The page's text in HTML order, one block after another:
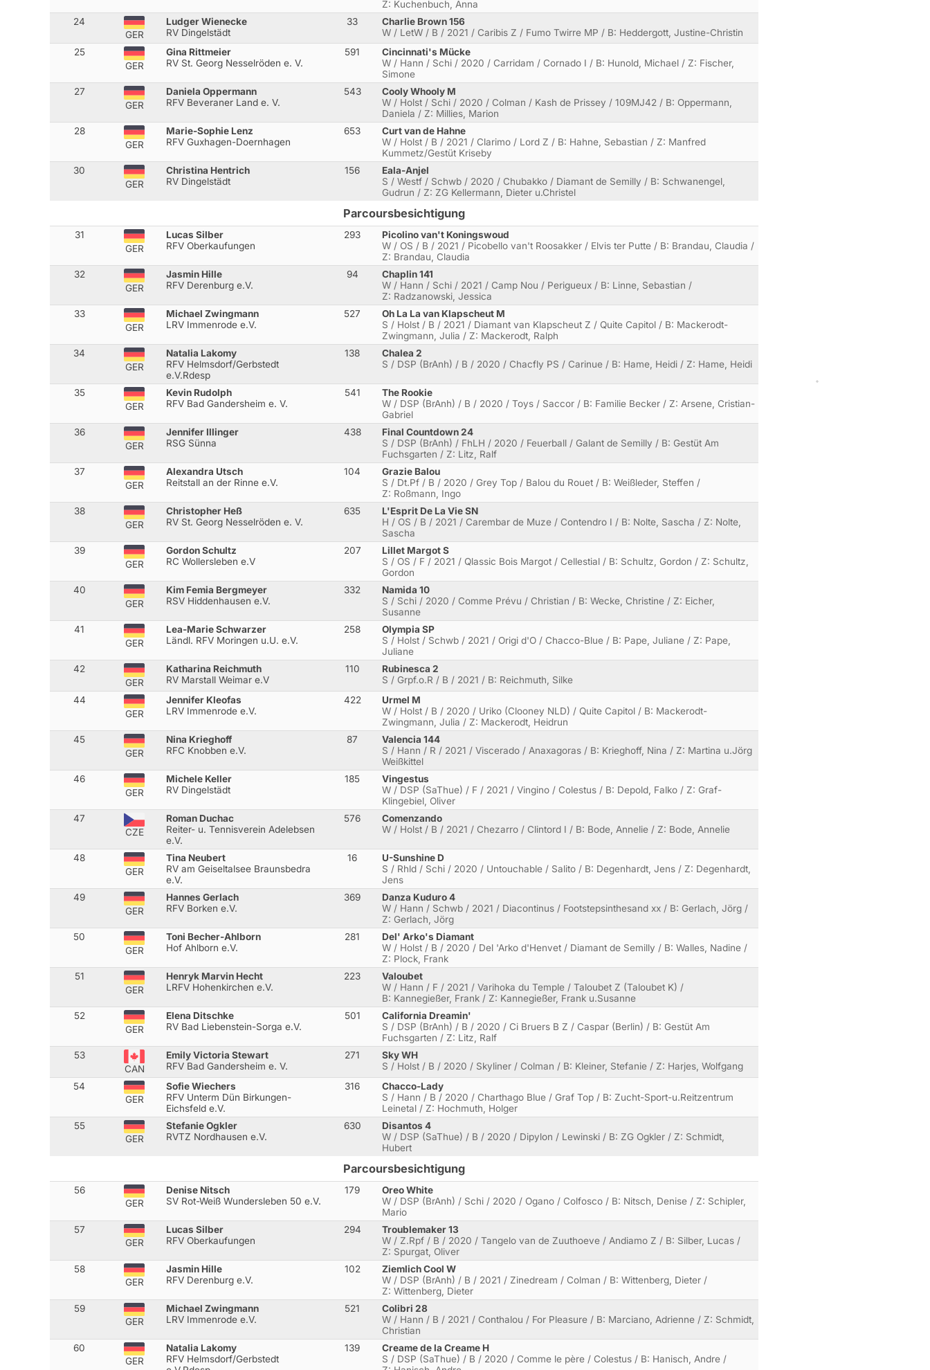
Z: Kuchenbuch, Anna
24
GER
Ludger Wienecke
RV Dingelstädt
33
Charlie Brown 156
W / LetW / B / 2021 / Caribis Z / Fumo Twirre MP / B: Heddergott, Justine-Christin
25
GER
Gina Rittmeier
RV St. Georg Nesselröden e. V.
591
Cincinnati's Mücke
W / Hann / Schi / 2020 / Carridam / Cornado I / B: Hunold, Michael / Z: Fischer,
Simone
27
GER
Daniela Oppermann
RFV Beveraner Land e. V.
543
Cooly Whooly M
W / Holst / Schi / 2020 / Colman / Kash de Prissey / 109MJ42 / B: Oppermann,
Daniela / Z: Millies, Marion
28
GER
Marie-Sophie Lenz
RFV Guxhagen-Doernhagen
653
Curt van de Hahne
W / Holst / B / 2021 / Clarimo / Lord Z / B: Hahne, Sebastian / Z: Manfred
Kummetz/Gestüt Kriseby
30
GER
Christina Hentrich
RV Dingelstädt
156
Eala-Anjel
S / Westf / Schwb / 2020 / Chubakko / Diamant de Semilly / B: Schwanengel,
Gudrun / Z: ZG Kellermann, Dieter u.Christel
Parcoursbesichtigung
31
GER
Lucas Silber
RFV Oberkaufungen
293
Picolino van't Koningswoud
W / OS / B / 2021 / Picobello van't Roosakker / Elvis ter Putte / B: Brandau, Claudia /
Z: Brandau, Claudia
32
GER
Jasmin Hille
RFV Derenburg e.V.
94
Chaplin 141
W / Hann / Schi / 2021 / Camp Nou / Perigueux / B: Linne, Sebastian /
Z: Radzanowski, Jessica
33
GER
Michael Zwingmann
LRV Immenrode e.V.
527
Oh La La van Klapscheut M
S / Holst / B / 2021 / Diamant van Klapscheut Z / Quite Capitol / B: Mackerodt-
Zwingmann, Julia / Z: Mackerodt, Ralph
34
GER
Natalia Lakomy
RFV Helmsdorf/Gerbstedt
e.V.Rdesp
138
Chalea 2
S / DSP (BrAnh) / B / 2020 / Chacfly PS / Carinue / B: Hame, Heidi / Z: Hame, Heidi
35
GER
Kevin Rudolph
RFV Bad Gandersheim e. V.
541
The Rookie
W / DSP (BrAnh) / B / 2020 / Toys / Saccor / B: Familie Becker / Z: Arsene, Cristian-
Gabriel
36
GER
Jennifer Illinger
RSG Sünna
438
Final Countdown 24
S / DSP (BrAnh) / FhLH / 2020 / Feuerball / Galant de Semilly / B: Gestüt Am
Fuchsgarten / Z: Litz, Ralf
37
GER
Alexandra Utsch
Reitstall an der Rinne e.V.
104
Grazie Balou
S / Dt.Pf / B / 2020 / Grey Top / Balou du Rouet / B: Weißleder, Steffen /
Z: Roßmann, Ingo
38
GER
Christopher Heß
RV St. Georg Nesselröden e. V.
635
L'Esprit De La Vie SN
H / OS / B / 2021 / Carembar de Muze / Contendro I / B: Nolte, Sascha / Z: Nolte,
Sascha
39
GER
Gordon Schultz
RC Wollersleben e.V
207
Lillet Margot S
S / OS / F / 2021 / Qlassic Bois Margot / Cellestial / B: Schultz, Gordon / Z: Schultz,
Gordon
40
GER
Kim Femia Bergmeyer
RSV Hiddenhausen e.V.
332
Namida 10
S / Schi / 2020 / Comme Prévu / Christian / B: Wecke, Christine / Z: Eicher,
Susanne
41
GER
Lea-Marie Schwarzer
Ländl. RFV Moringen u.U. e.V.
258
Olympia SP
S / Holst / Schwb / 2021 / Origi d'O / Chacco-Blue / B: Pape, Juliane / Z: Pape,
Juliane
42
GER
Katharina Reichmuth
RV Marstall Weimar e.V
110
Rubinesca 2
S / Grpf.o.R / B / 2021 / B: Reichmuth, Silke
44
GER
Jennifer Kleofas
LRV Immenrode e.V.
422
Urmel M
W / Holst / B / 2020 / Uriko (Clooney NLD) / Quite Capitol / B: Mackerodt-
Zwingmann, Julia / Z: Mackerodt, Heidrun
45
GER
Nina Krieghoff
RFC Knobben e.V.
87
Valencia 144
S / Hann / R / 2021 / Viscerado / Anaxagoras / B: Krieghoff, Nina / Z: Martina u.Jörg
Weißkittel
46
GER
Michele Keller
RV Dingelstädt
185
Vingestus
W / DSP (SaThue) / F / 2021 / Vingino / Colestus / B: Depold, Falko / Z: Graf-
Klingebiel, Oliver
47
CZE
Roman Duchac
Reiter- u. Tennisverein Adelebsen
e.V.
576
Comenzando
W / Holst / B / 2021 / Chezarro / Clintord I / B: Bode, Annelie / Z: Bode, Annelie
48
GER
Tina Neubert
RV am Geiseltalsee Braunsbedra
e.V.
16
U-Sunshine D
S / Rhld / Schi / 2020 / Untouchable / Salito / B: Degenhardt, Jens / Z: Degenhardt,
Jens
49
GER
Hannes Gerlach
RFV Borken e.V.
369
Danza Kuduro 4
W / Hann / Schwb / 2021 / Diacontinus / Footstepsinthesand xx / B: Gerlach, Jörg /
Z: Gerlach, Jörg
50
GER
Toni Becher-Ahlborn
Hof Ahlborn e.V.
281
Del' Arko's Diamant
W / Holst / B / 2020 / Del 'Arko d'Henvet / Diamant de Semilly / B: Walles, Nadine /
Z: Plock, Frank
51
GER
Henryk Marvin Hecht
LRFV Hohenkirchen e.V.
223
Valoubet
W / Hann / F / 2021 / Varihoka du Temple / Taloubet Z (Taloubet K) /
B: Kannegießer, Frank / Z: Kannegießer, Frank u.Susanne
52
GER
Elena Ditschke
RV Bad Liebenstein-Sorga e.V.
501
California Dreamin'
S / DSP (BrAnh) / B / 2020 / Ci Bruers B Z / Caspar (Berlin) / B: Gestüt Am
Fuchsgarten / Z: Litz, Ralf
53
CAN
Emily Victoria Stewart
RFV Bad Gandersheim e. V.
271
Sky WH
S / Holst / B / 2020 / Skyliner / Colman / B: Kleiner, Stefanie / Z: Harjes, Wolfgang
54
GER
Sofie Wiechers
RFV Unterm Dün Birkungen-
Eichsfeld e.V.
316
Chacco-Lady
S / Hann / B / 2020 / Charthago Blue / Graf Top / B: Zucht-Sport-u.Reitzentrum
Leinetal / Z: Hochmuth, Holger
55
GER
Stefanie Ogkler
RVTZ Nordhausen e.V.
630
Disantos 4
W / DSP (SaThue) / B / 2020 / Dipylon / Lewinski / B: ZG Ogkler / Z: Schmidt,
Hubert
Parcoursbesichtigung
56
GER
Denise Nitsch
SV Rot-Weiß Wundersleben 50 e.V.
179
Oreo White
W / DSP (BrAnh) / Schi / 2020 / Ogano / Colfosco / B: Nitsch, Denise / Z: Schipler,
Mario
57
GER
Lucas Silber
RFV Oberkaufungen
294
Troublemaker 13
W / Z.Rpf / B / 2020 / Tangelo van de Zuuthoeve / Andiamo Z / B: Silber, Lucas /
Z: Spurgat, Oliver
58
GER
Jasmin Hille
RFV Derenburg e.V.
102
Ziemlich Cool W
W / DSP (BrAnh) / B / 2021 / Zinedream / Colman / B: Wittenberg, Dieter /
Z: Wittenberg, Dieter
59
GER
Michael Zwingmann
LRV Immenrode e.V.
521
Colibri 28
W / Hann / B / 2021 / Conthalou / For Pleasure / B: Marciano, Adrienne / Z: Schmidt,
Christian
60
GER
Natalia Lakomy
RFV Helmsdorf/Gerbstedt
139
Creame de la Creame H
S / DSP (SaThue) / B / 2020 / Comme le père / Colestus / B: Hanisch, Andre /